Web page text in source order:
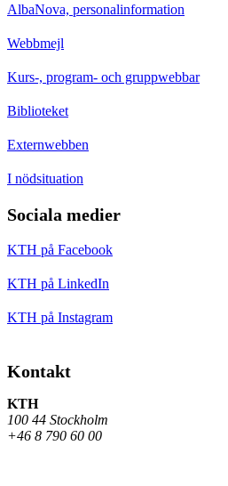
AlbaNova, personalinformation
Webbmejl
Kurs-, program- och gruppwebbar
Biblioteket
Externwebben
I nödsituation
Sociala medier
KTH på Facebook
KTH på LinkedIn
KTH på Instagram
Kontakt
KTH
100 44 Stockholm
+46 8 790 60 00